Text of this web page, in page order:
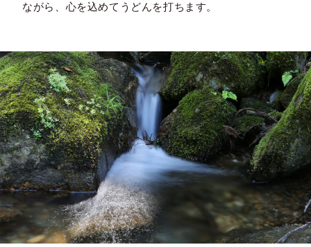
ながら、心を込めてうどんを打ちます。